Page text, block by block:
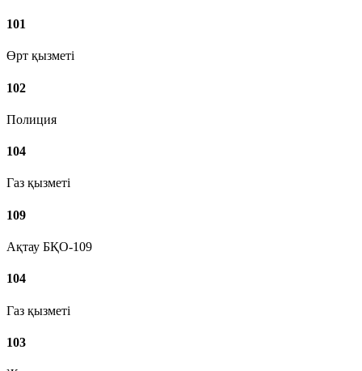
101
Өрт қызметі
102
Полиция
104
Газ қызметі
109
Ақтау БҚО-109
104
Газ қызметі
103